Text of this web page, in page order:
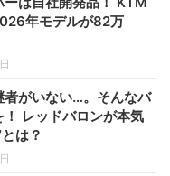
年モデルが82万
者がいない…。そんなバ
レッドバロンが本気
は？